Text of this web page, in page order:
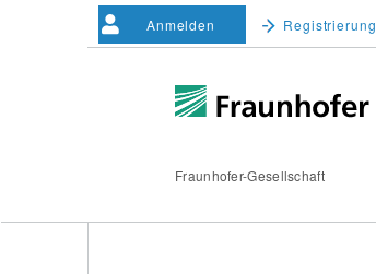
Fraunhofer-Gesellschaft
Anmelden Registrierung